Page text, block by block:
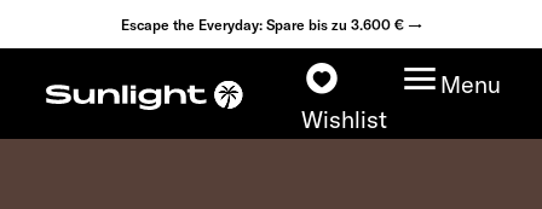
Escape the Everyday: Spare bis zu 3.600 € →
Wishlist
Menu